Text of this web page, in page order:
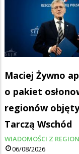
Maciej Żywno
o pakiet
regionów
Tarczą Wschód
WIADOMOŚCI Z
06/08/2026